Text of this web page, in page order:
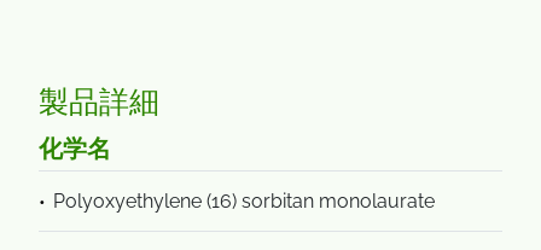
製品詳細
化学名
Polyoxyethylene (16) sorbitan monolaurate